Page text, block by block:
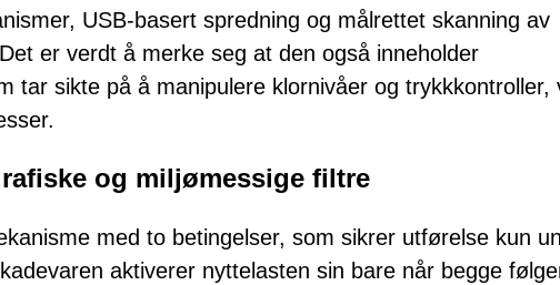
USB-basert spredning og målrettet skanning av
er verdt å merke seg at den også inneholder
tar sikte på å manipulere klornivåer og trykkkontroller,
og miljømessige filtre
med to betingelser, som sikrer utførelse kun
aktiverer nyttelasten sin bare når begge